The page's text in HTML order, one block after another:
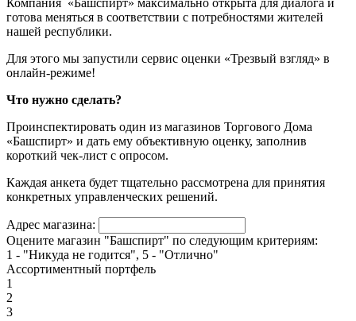
Компания «Башспирт» максимально открыта для диалога и
готова меняться в соответствии с потребностями жителей
нашей республики.
Для этого мы запустили сервис оценки «Трезвый взгляд» в
онлайн-режиме!
Что нужно сделать?
Проинспектировать один из магазинов Торгового Дома
«Башспирт» и дать ему объективную оценку, заполнив
короткий чек-лист с опросом.
Каждая анкета будет тщательно рассмотрена для принятия
конкретных управленческих решений.
Адрес магазина:
Оцените магазин "Башспирт" по следующим критериям:
1 - "Никуда не годится", 5 - "Отлично"
Ассортиментный портфель
1
2
3